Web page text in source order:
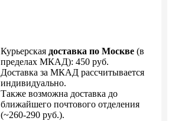
Курьерская доставка по Москве (в
пределах МКАД): 450 руб.
Доставка за МКАД рассчитывается
индивидуально.
Также возможна доставка до
ближайшего почтового отделения
(~260-290 руб.).